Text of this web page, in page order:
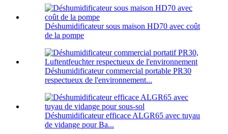
Déshumidificateur sous maison HD70 avec coût
de la pompe
Déshumidificateur commercial portable PR30
respectueux de l'environnement...
Déshumidificateur efficace ALGR65 avec tuyau
de vidange pour Ba...